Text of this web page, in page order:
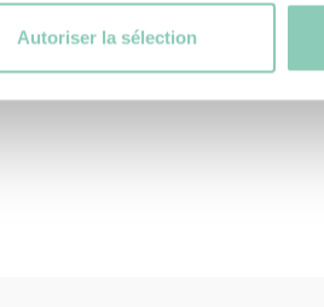
Autoriser la sélection